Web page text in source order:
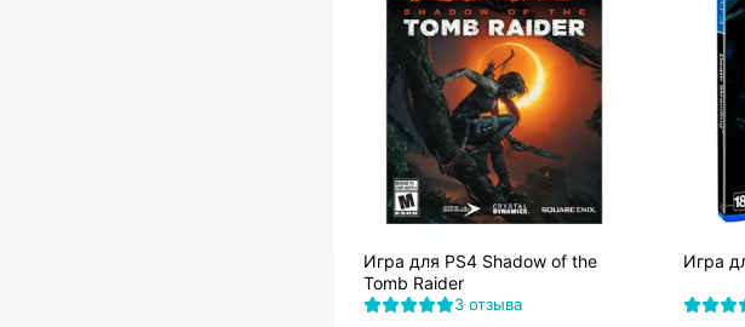
Игра для PS4 Shadow of the
Tomb Raider
3 отзыва
Игра